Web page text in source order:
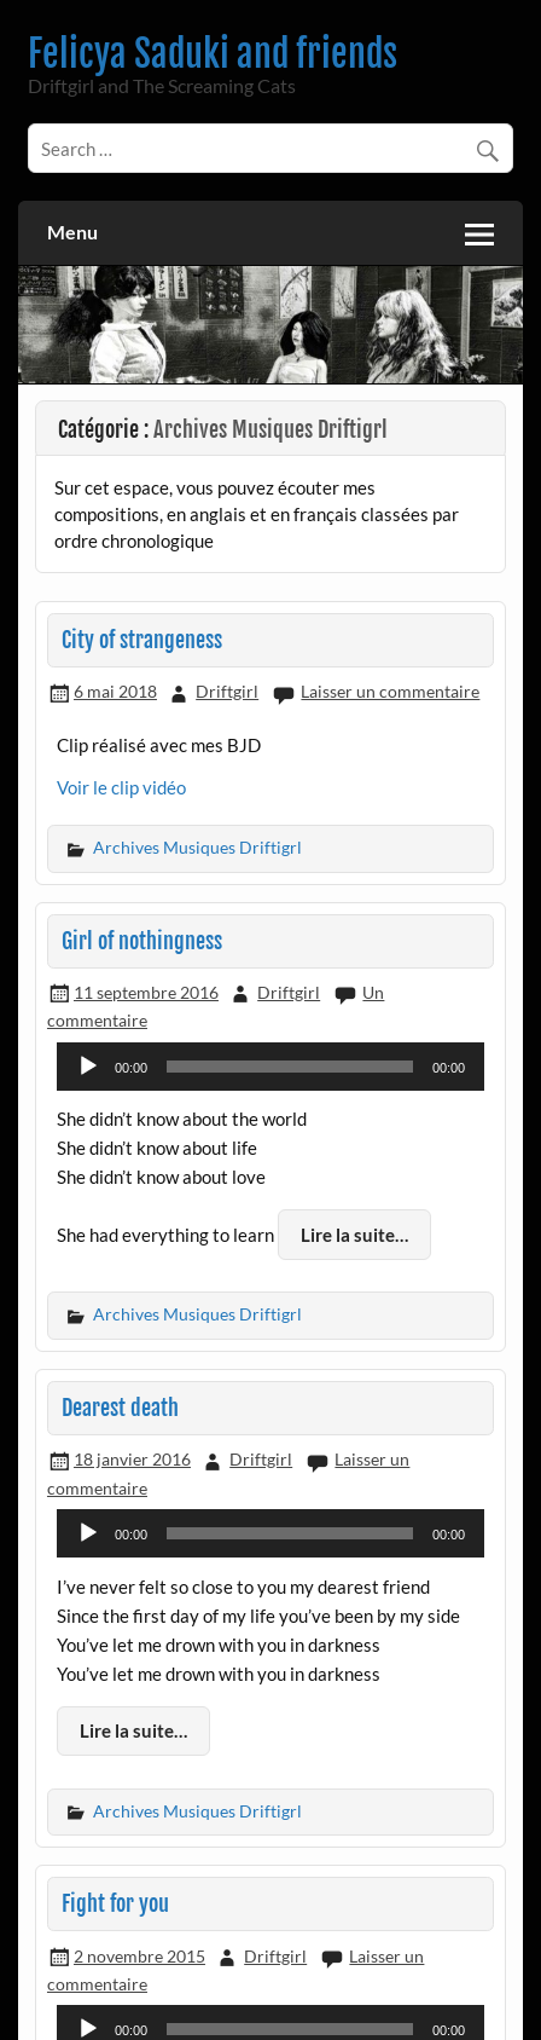
contentFelicya Saduki and friends
Driftgirl and The Screaming Cats
Menu
Catégorie :Archives Musiques Driftigrl
Sur cet espace, vous pouvez écouter mes
compositions, en anglais et en français classées par
ordre chronologique
City of strangeness
6 mai 2018 Driftgirl Laisser un commentaire
Clip réalisé avec mes BJD
Voir le clip vidéo
Archives Musiques Driftigrl
Girl of nothingness
11 septembre 2016 Driftgirl
Un
commentaire
Lecteur
00:00 00:00
She didn’t know about the world
She didn’t know about life
She didn’t know about love
She had everything to learn Lire la suite…
Archives Musiques Driftigrl
Dearest death
18 janvier 2016 Driftgirl
Laisser un
commentaire
Lecteur
00:00 00:00
I’ve never felt so close to you my dearest friend
Since the first day of my life you’ve been by my side
You’ve let me drown with you in darkness
You’ve let me drown with you in darkness
Lire la suite…
Archives Musiques Driftigrl
Fight for you
2 novembre 2015 Driftgirl
Laisser un
commentaire
Lecteur
00:00 00:00